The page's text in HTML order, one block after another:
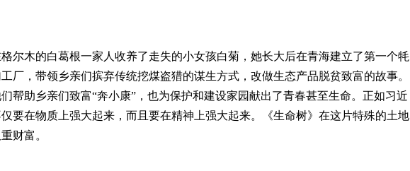
尔木的白葛根一家人收养了走失的小女孩白菊，她长大后在青海建立了第一个牦
厂，带领乡亲们摈弃传统挖煤盗猎的谋生方式，改做生态产品脱贫致富的故事。
帮助乡亲们致富“奔小康”，也为保护和建设家园献出了青春甚至生命。正如习近
要在物质上强大起来，而且要在精神上强大起来。《生命树》在这片特殊的土地
财富。